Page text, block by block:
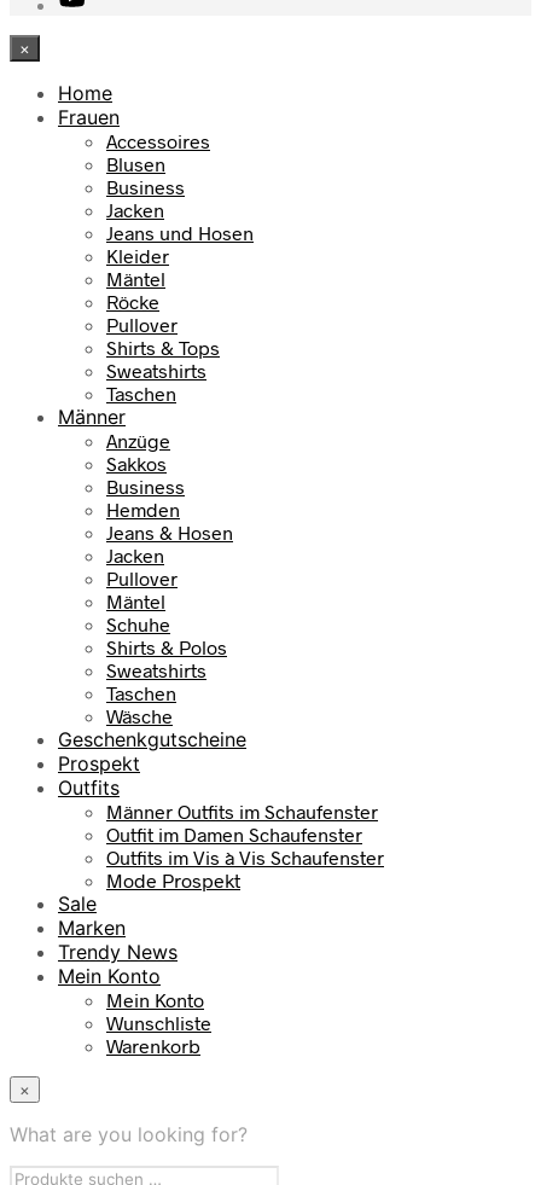
×
Home
Frauen
Accessoires
Blusen
Business
Jacken
Jeans und Hosen
Kleider
Mäntel
Röcke
Pullover
Shirts & Tops
Sweatshirts
Taschen
Männer
Anzüge
Sakkos
Business
Hemden
Jeans & Hosen
Jacken
Pullover
Mäntel
Schuhe
Shirts & Polos
Sweatshirts
Taschen
Wäsche
Geschenkgutscheine
Prospekt
Outfits
Männer Outfits im Schaufenster
Outfit im Damen Schaufenster
Outfits im Vis à Vis Schaufenster
Mode Prospekt
Sale
Marken
Trendy News
Mein Konto
Mein Konto
Wunschliste
Warenkorb
×
What are you looking for?